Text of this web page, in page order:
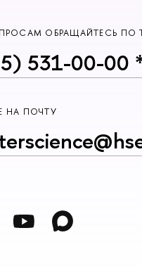
ОБРАЩАЙТЕСЬ ПО
531-00-00
НА ПОЧТУ